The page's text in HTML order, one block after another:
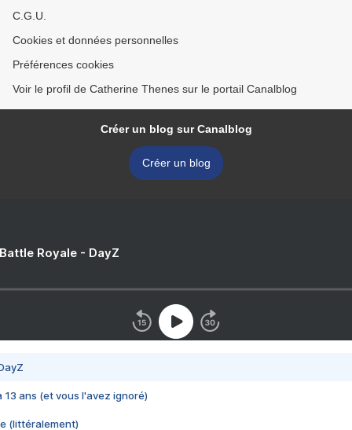
C.G.U.
Cookies et données personnelles
Préférences cookies
Voir le profil de Catherine Thenes sur le portail Canalblog
Créer un blog sur Canalblog
Créer un blog
Royale - DayZ
13 ans (et vous l'avez ignoré)
(littéralement)